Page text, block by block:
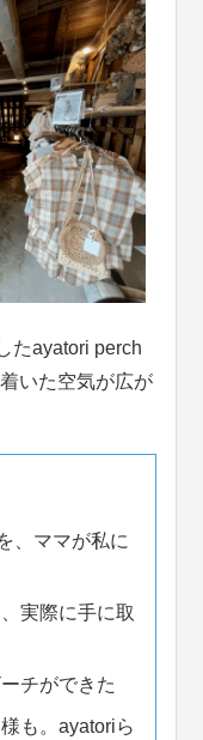
たayatori perch
いた空気が広が
、ママが私に
実際に手に取
チができた
も。ayatoriら